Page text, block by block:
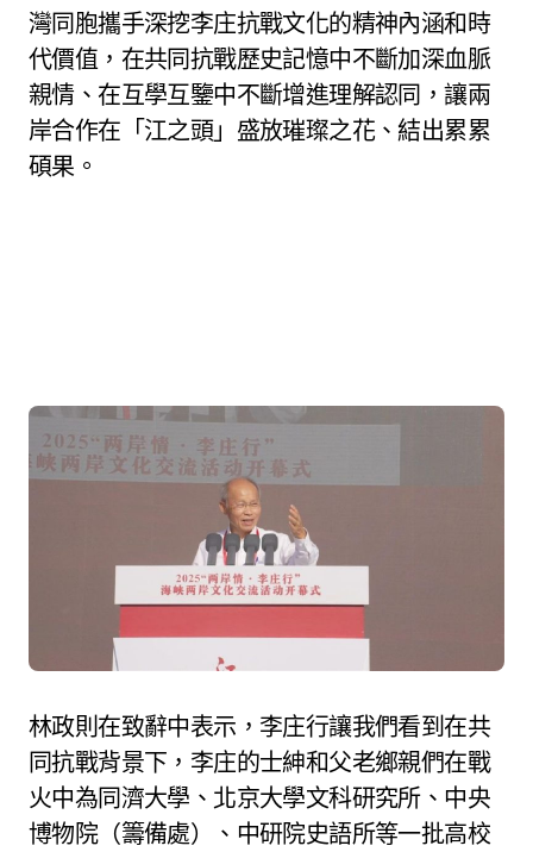
灣同胞攜手深挖李庄抗戰文化的精神內涵和時
代價值，在共同抗戰歷史記憶中不斷加深血脈
親情、在互學互鑒中不斷增進理解認同，讓兩
岸合作在「江之頭」盛放璀璨之花、結出累累
碩果。
林政則在致辭中表示，李庄行讓我們看到在共
同抗戰背景下，李庄的士紳和父老鄉親們在戰
火中為同濟大學、北京大學文科研究所、中央
博物院（籌備處）、中研院史語所等一批高校